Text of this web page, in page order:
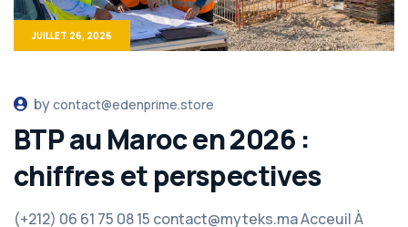
JUILLET 26, 2026
bycontact@edenprime.store
BTP au Maroc en 2026 :
chiffres et perspectives
(+212) 06 61 75 08 15 contact@myteks.ma Acceuil À